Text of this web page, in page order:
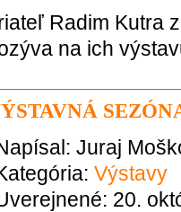
Radim Kutra
na ich
Juraj
Výstavy
20.